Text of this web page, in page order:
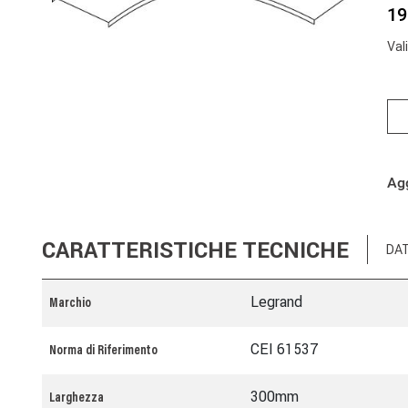
CARATTERISTICHE TECNICHE
Marchio Legrand
Norma di Riferimento CEI 61537
Larghezza 300mm